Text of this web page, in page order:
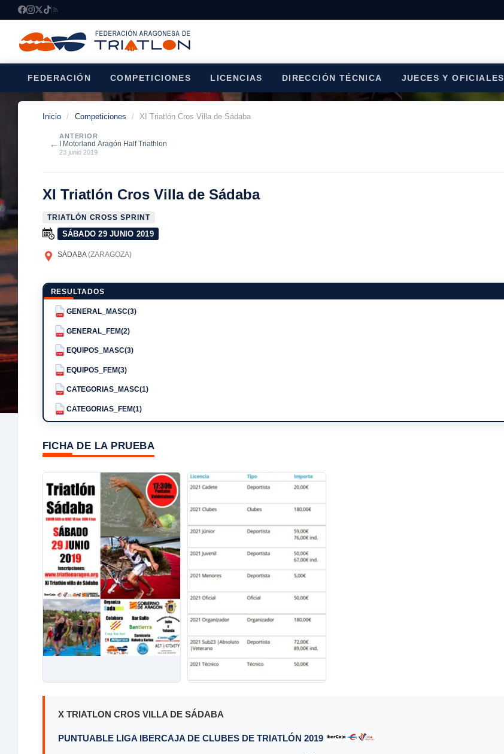
FEDERACIÓN COMPETICIONES LICENCIAS DIRECCIÓN TÉCNICA JUECES Y OFICIALES
Inicio / Competiciones / XI Triatlón Cros Villa de Sádaba
←
ANTERIOR
I Motorland Aragón Half Triathlon
23 junio 2019
XI Triatlón Cros Villa de Sádaba
TRIATLÓN CROSS SPRINT
SÁBADO 29 JUNIO 2019
SÁDABA(ZARAGOZA)
RESULTADOS
PDF GENERAL_MASC(3)
PDF GENERAL_FEM(2)
PDF EQUIPOS_MASC(3)
PDF EQUIPOS_FEM(3)
PDF CATEGORIAS_MASC(1)
PDF CATEGORIAS_FEM(1)
FICHA DE LA PRUEBA
X TRIATLON CROS VILLA DE SÁDABA
PUNTUABLE LIGA IBERCAJA DE CLUBES DE TRIATLÓN 2019